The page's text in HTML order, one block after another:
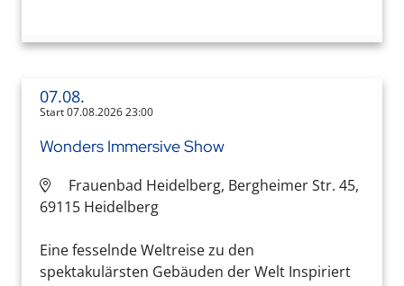
07.08.
Start 07.08.2026 23:00
Wonders Immersive Show
Frauenbad Heidelberg, Bergheimer Str. 45,
69115 Heidelberg
Eine fesselnde Weltreise zu den
spektakulärsten Gebäuden der Welt Inspiriert